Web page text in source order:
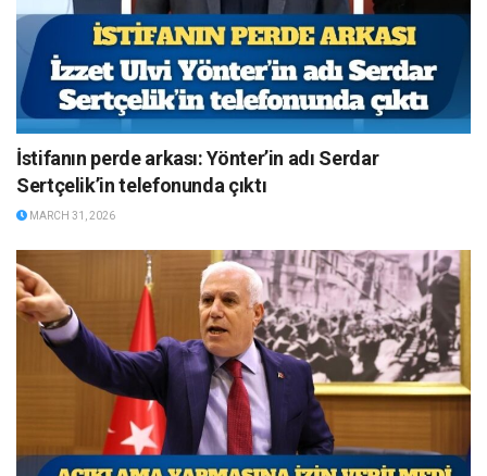
İstifanın perde arkası: Yönter’in adı Serdar
Sertçelik’in telefonunda çıktı
MARCH 31, 2026